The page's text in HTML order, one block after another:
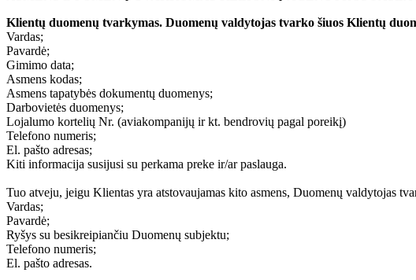
Klientų duomenų tvarkymas. Duomenų valdytojas tvarko šiuos Klientų
Vardas;
Pavardė;
Gimimo data;
Asmens kodas;
Asmens tapatybės dokumentų duomenys;
Darbovietės duomenys;
Lojalumo kortelių Nr. (aviakompanijų ir kt. bendrovių pagal poreikį)
Telefono numeris;
El. pašto adresas;
Kiti informacija susijusi su perkama preke ir/ar paslauga.
Tuo atveju, jeigu Klientas yra atstovaujamas kito asmens, Duomenų valdytojas
Vardas;
Pavardė;
Ryšys su besikreipiančiu Duomenų subjektu;
Telefono numeris;
El. pašto adresas.